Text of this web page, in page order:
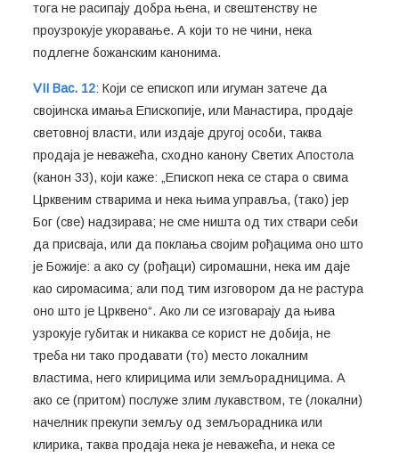
тога не расипају добра њена, и свештенству не
проузрокује укоравање. А који то не чини, нека
подлегне божанским канонима.
VII Вас. 12: Који се епископ или игуман затече да
својинска имања Епископије, или Манастира, продаје
световној власти, или издаје другој особи, таква
продаја је неважећа, сходно канону Светих Апостола
(канон 33), који каже: „Епископ нека се стара о свима
Црквеним стварима и нека њима управља, (тако) јер
Бог (све) надзирава; не сме ништа од тих ствари себи
да присваја, или да поклања својим рођацима оно што
је Божије: а ако су (рођаци) сиромашни, нека им даје
као сиромасима; али под тим изговором да не растура
оно што је Црквено“. Ако ли се изговарају да њива
узрокује губитак и никаква се корист не добија, не
треба ни тако продавати (то) место локалним
властима, него клирицима или земљорадницима. А
ако се (притом) послуже злим лукавством, те (локални)
начелник прекупи земљу од земљорадника или
клирика, таква продаја нека је неважећа, и нека се